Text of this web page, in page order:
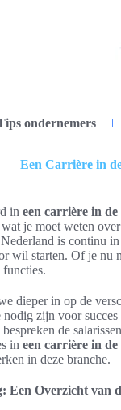
ondernemers
Een Carrière in
in een carrière in de
je moet weten
is continu
wil starten. Of je nu
dieper in op de
nodig zijn voor
de
in een carrière in de
in deze branche.
Een Overzicht van